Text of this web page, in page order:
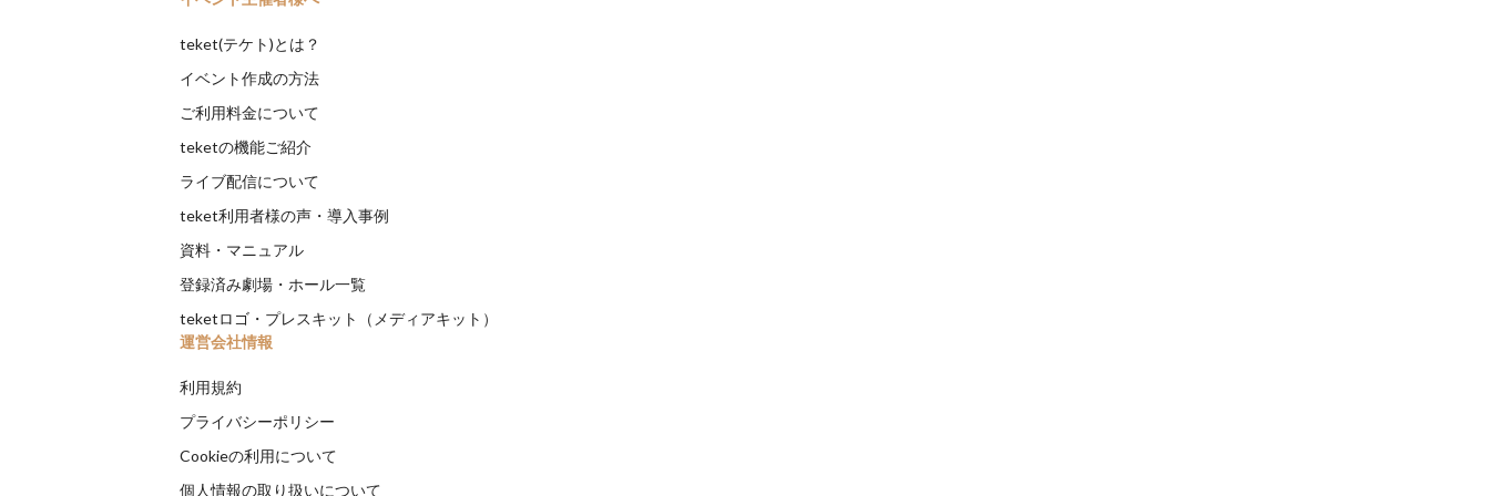
teket(テケト)とは？
イベント作成の方法
ご利用料金について
teketの機能ご紹介
ライブ配信について
teket利用者様の声・導入事例
資料・マニュアル
登録済み劇場・ホール一覧
teketロゴ・プレスキット（メディアキット）
運営会社情報
利用規約
プライバシーポリシー
Cookieの利用について
個人情報の取り扱いについて